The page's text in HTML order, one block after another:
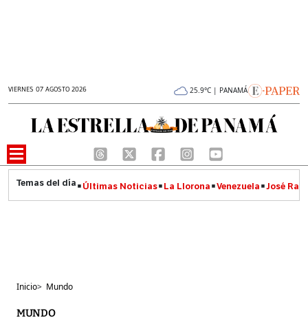
VIERNES 07 AGOSTO 2026 25.9°C | PANAMÁ
Últimas Noticias La Llorona Venezuela José
Inicio> Mundo
MUNDO